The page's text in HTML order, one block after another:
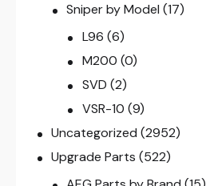
Sniper by Model (17)
L96 (6)
M200 (0)
SVD (2)
VSR-10 (9)
Uncategorized (2952)
Upgrade Parts (522)